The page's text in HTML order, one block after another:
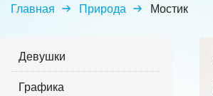
Главная Природа Мостик
Девушки
Графика